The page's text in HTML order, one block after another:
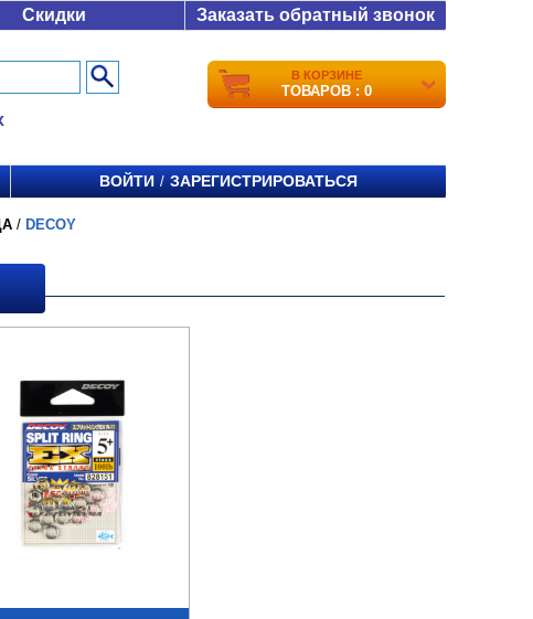
Скидки Заказать обратный звонок
В КОРЗИНЕ
ТОВАРОВ : 0
ВОЙТИ / ЗАРЕГИСТРИРОВАТЬСЯ
/ DECOY